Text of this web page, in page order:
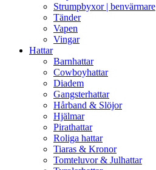
Strumpbyxor | benvärmare
Tänder
Vapen
Vingar
Hattar
Barnhattar
Cowboyhattar
Diadem
Gangsterhattar
Hårband & Slöjor
Hjälmar
Pirathattar
Roliga hattar
Tiaras & Kronor
Tomteluvor & Julhattar